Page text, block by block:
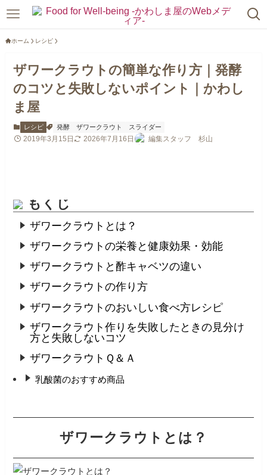
ホーム レシピ
ザワークラウトの簡単な作り方｜発酵
のコツと失敗しないポイント｜かわし
ま屋
レシピ 発酵 ザワークラウト スライダー
2019年3月15日 2026年7月16日 編集スタッフ 杉山
もくじ
ザワークラウトとは？
ザワークラウトの栄養と健康効果・効能
ザワークラウトと酢キャベツの違い
ザワークラウトの作り方
ザワークラウトのおいしい食べ方レシピ
ザワークラウト作りを失敗したときの見分け
方と失敗しないコツ
ザワークラウトＱ＆Ａ
乳酸菌のおすすめ商品
ザワークラウトとは？